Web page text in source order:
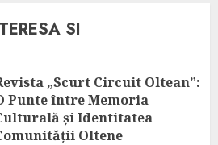
SI
„Scurt Circuit Oltean”:
Punte între Memoria
și Identitatea
Oltene